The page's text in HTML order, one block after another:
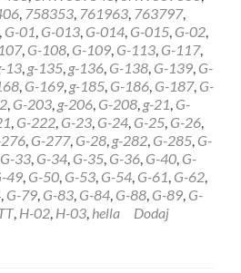
STEROWNIK
HELLA
GARRETT
6NW009228
Szczecin
, 758353, 761963, 763797,
, G-01, G-013, G-014, G-015, G-02,
, G-108, G-109, G-113, G-117,
13, g-135, g-136, G-138, G-139, G-
, G-169, g-185, G-186, G-187, G-
, G-203, g-206, G-208, g-21, G-
, G-222, G-23, G-24, G-25, G-26,
, G-277, G-28, g-282, G-285, G-
G-33, G-34, G-35, G-36, G-40, G-
49, G-50, G-53, G-54, G-61, G-62,
, G-79, G-83, G-84, G-88, G-89, G-
, H-02, H-03, hella
Dodaj